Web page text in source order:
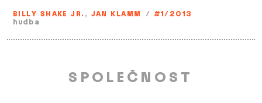
BILLY SHAKE JR. , JAN KLAMM / #1/2013
hudba
SPOLEČNOST